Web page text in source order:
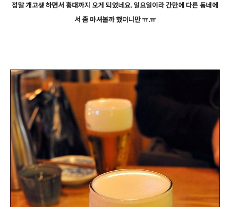
정말 개고생 하면서 홍대까지 오게 되었네요. 일요일이라 간만에 다른 동네에
서 좀 마셔볼까 했더니만 ㅠ.ㅠ